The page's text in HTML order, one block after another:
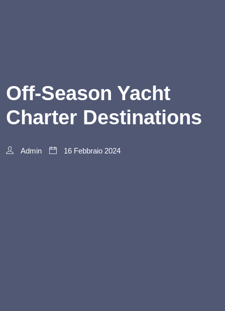
Off-Season Yacht
Charter Destinations
Admin 16 Febbraio 2024